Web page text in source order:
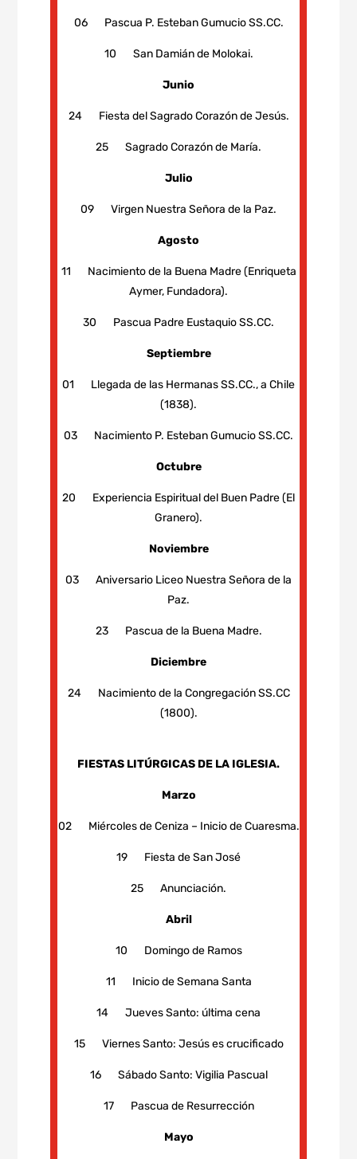
06 Pascua P. Esteban Gumucio SS.CC.
10 San Damián de Molokai.
Junio
24 Fiesta del Sagrado Corazón de Jesús.
25 Sagrado Corazón de María.
Julio
09 Virgen Nuestra Señora de la Paz.
Agosto
11 Nacimiento de la Buena Madre (Enriqueta
Aymer, Fundadora).
30 Pascua Padre Eustaquio SS.CC.
Septiembre
01 Llegada de las Hermanas SS.CC., a Chile
(1838).
03 Nacimiento P. Esteban Gumucio SS.CC.
Octubre
20 Experiencia Espiritual del Buen Padre (El
Granero).
Noviembre
03 Aniversario Liceo Nuestra Señora de la
Paz.
23 Pascua de la Buena Madre.
Diciembre
24 Nacimiento de la Congregación SS.CC
(1800).
FIESTAS LITÚRGICAS DE LA IGLESIA.
Marzo
02 Miércoles de Ceniza – Inicio de Cuaresma.
19 Fiesta de San José
25 Anunciación.
Abril
10 Domingo de Ramos
11 Inicio de Semana Santa
14 Jueves Santo: última cena
15 Viernes Santo: Jesús es crucificado
16 Sábado Santo: Vigilia Pascual
17 Pascua de Resurrección
Mayo